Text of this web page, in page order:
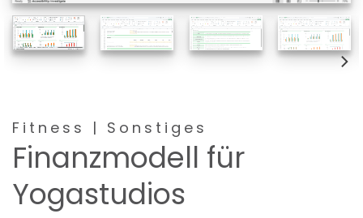
Fitness | Sonstiges
Finanzmodell für
Yogastudios